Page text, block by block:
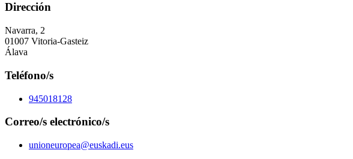
Dirección
Navarra, 2
01007 Vitoria-Gasteiz
Álava
Teléfono/s
945018128
Correo/s electrónico/s
unioneuropea@euskadi.eus